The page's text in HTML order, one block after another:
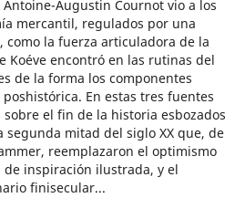
Augustin Cournot vio a los
mercantil, regulados por una
la fuerza articuladora de la
Koéve encontró en las rutinas del
de la forma los componentes
En estas tres fuentes
el fin de la historia esbozados
mitad del siglo XX que, de
reemplazaron el optimismo
inspiración ilustrada, y el
finisecular...